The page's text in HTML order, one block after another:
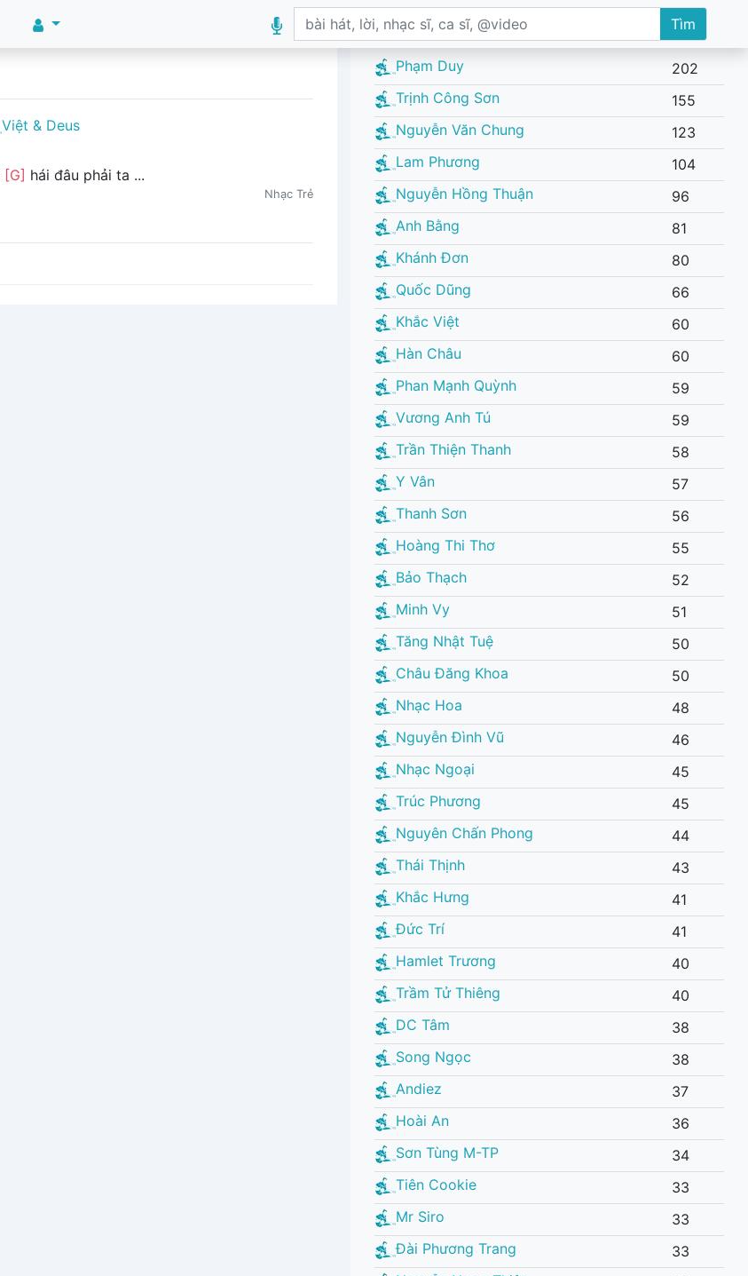
Tìm
Việt & Deus
[G] hái đâu phải ta ...
Nhạc Trẻ
Phạm Duy
202
Trịnh Công Sơn
155
Nguyễn Văn Chung
123
Lam Phương
104
Nguyễn Hồng Thuận
96
Anh Bằng
81
Khánh Đơn
80
Quốc Dũng
66
Khắc Việt
60
Hàn Châu
60
Phan Mạnh Quỳnh
59
Vương Anh Tú
59
Trần Thiện Thanh
58
Y Vân
57
Thanh Sơn
56
Hoàng Thi Thơ
55
Bảo Thạch
52
Minh Vy
51
Tăng Nhật Tuệ
50
Châu Đăng Khoa
50
Nhạc Hoa
48
Nguyễn Đình Vũ
46
Nhạc Ngoại
45
Trúc Phương
45
Nguyên Chấn Phong
44
Thái Thịnh
43
Khắc Hưng
41
Đức Trí
41
Hamlet Trương
40
Trầm Tử Thiêng
40
DC Tâm
38
Song Ngọc
38
Andiez
37
Hoài An
36
Sơn Tùng M-TP
34
Tiên Cookie
33
Mr Siro
33
Đài Phương Trang
33